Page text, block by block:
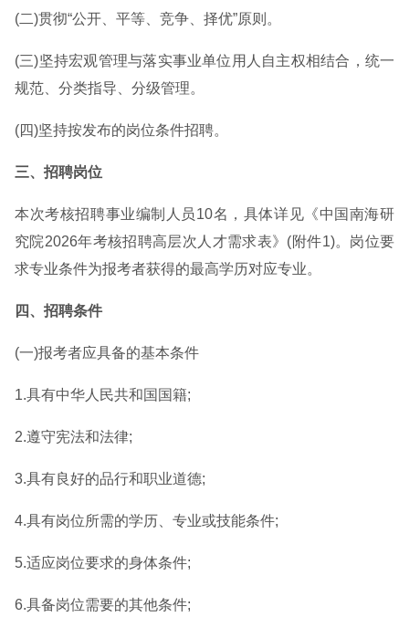
(二)贯彻“公开、平等、竞争、择优”原则。
(三)坚持宏观管理与落实事业单位用人自主权相结合，统一
规范、分类指导、分级管理。
(四)坚持按发布的岗位条件招聘。
三、招聘岗位
本次考核招聘事业编制人员10名，具体详见《中国南海研
究院2026年考核招聘高层次人才需求表》(附件1)。岗位要
求专业条件为报考者获得的最高学历对应专业。
四、招聘条件
(一)报考者应具备的基本条件
1.具有中华人民共和国国籍;
2.遵守宪法和法律;
3.具有良好的品行和职业道德;
4.具有岗位所需的学历、专业或技能条件;
5.适应岗位要求的身体条件;
6.具备岗位需要的其他条件;